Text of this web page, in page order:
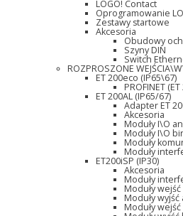
LOGO! Contact
Oprogramowanie
Zestawy startowe
Akcesoria
Obudowy
Szyny DIN
Switch
ROZPROSZONE
ET 200eco (IP65\67)
PROFINET
ET 200AL (IP65/67)
Adapter ET
Akcesoria
Moduły I\O
Moduły I\O
Moduły
Moduły
ET200iSP (IP30)
Akcesoria
Moduły
Moduły
Moduły
Moduły